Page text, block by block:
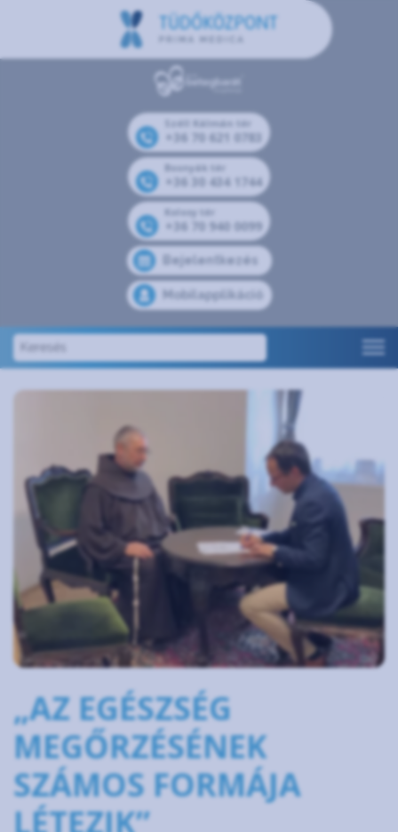
Széll Kálmán tér
+36 70 621 0783
Bosnyák tér
+36 30 434 1744
Kolosy tér
+36 70 940 0099
Bejelentkezés
Mobilapplikáció
„AZ EGÉSZSÉG
MEGŐRZÉSÉNEK
SZÁMOS FORMÁJA
LÉTEZIK”